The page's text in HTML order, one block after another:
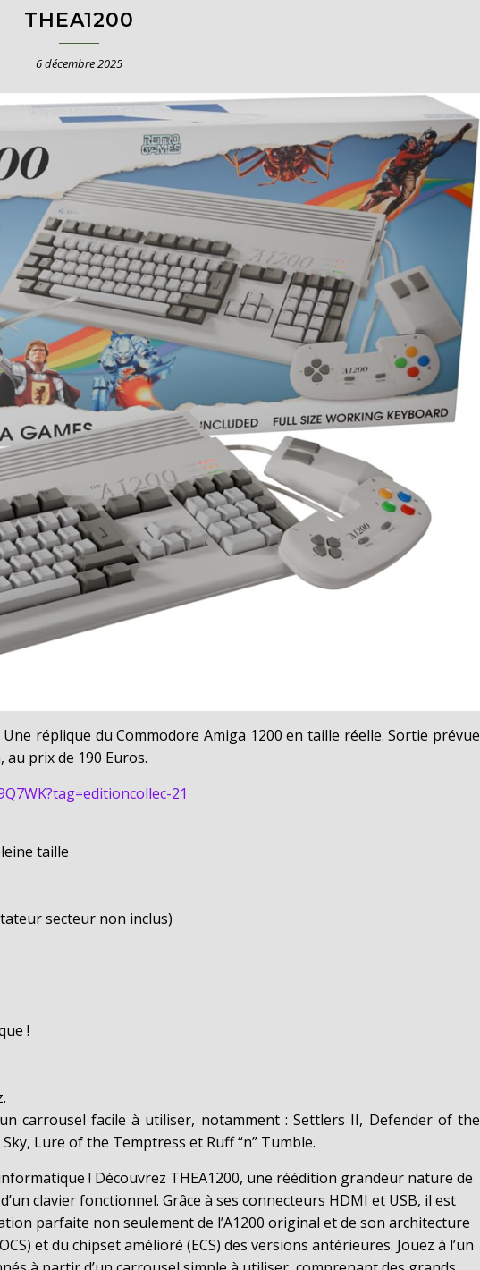
THEA1200
6 décembre 2025
réplique du Commodore Amiga 1200 en taille réelle. Sortie prévue
au prix de 190 Euros.
21
taille
secteur non inclus)
!
carrousel facile à utiliser, notamment : Settlers II, Defender of the
Lure of the Temptress et Ruff “n” Tumble.
! Découvrez THEA1200, une réédition grandeur nature de
clavier fonctionnel. Grâce à ses connecteurs HDMI et USB, il est
parfaite non seulement de l’A1200 original et de son architecture
et du chipset amélioré (ECS) des versions antérieures. Jouez à l’un